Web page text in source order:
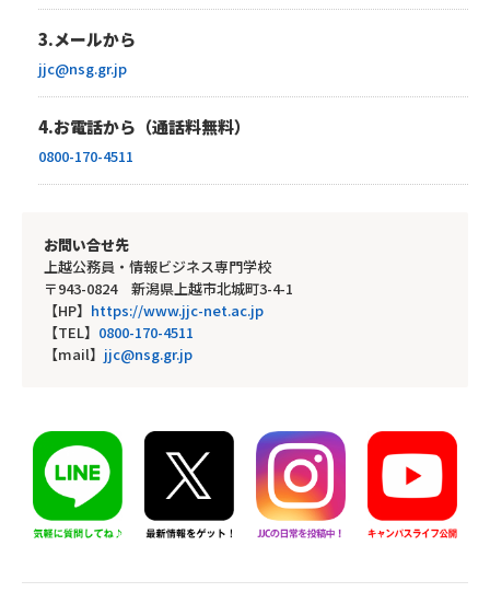
3.メールから
jjc@nsg.gr.jp
4.お電話から（通話料無料）
0800-170-4511
お問い合せ先
上越公務員・情報ビジネス専門学校
〒943-0824 新潟県上越市北城町3-4-1
【HP】 https://www.jjc-net.ac.jp
【TEL】 0800-170-4511
【mail】 jjc@nsg.gr.jp